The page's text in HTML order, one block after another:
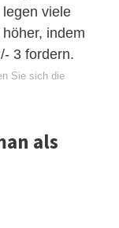
viele
indem
3 fordern.
Sie sich die
als